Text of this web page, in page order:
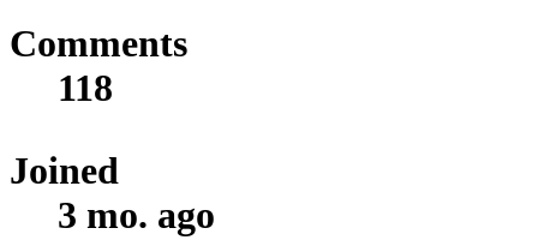
Comments
118
Joined
3 mo. ago